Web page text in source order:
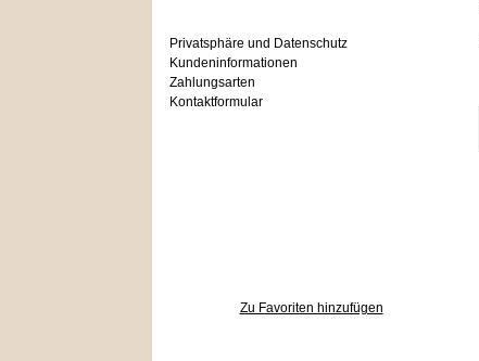
Privatsphäre und Datenschutz
Kundeninformationen
Zahlungsarten
Kontaktformular
Zu Favoriten hinzufügen